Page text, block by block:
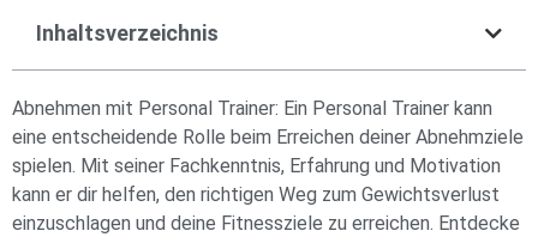
Inhaltsverzeichnis
Abnehmen mit Personal Trainer: Ein Personal Trainer kann
eine entscheidende Rolle beim Erreichen deiner Abnehmziele
spielen. Mit seiner Fachkenntnis, Erfahrung und Motivation
kann er dir helfen, den richtigen Weg zum Gewichtsverlust
einzuschlagen und deine Fitnessziele zu erreichen. Entdecke